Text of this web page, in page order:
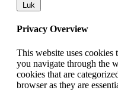
Luk
Privacy Overview
This website uses
you navigate through the
cookies that are
browser as they are